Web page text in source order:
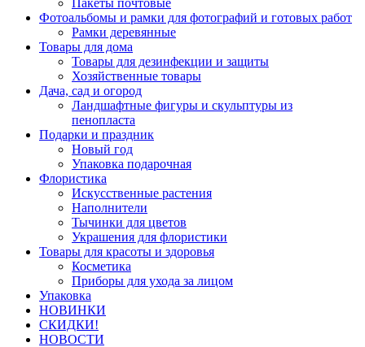
Пакеты почтовые
Фотоальбомы и рамки для фотографий и готовых работ
Рамки деревянные
Товары для дома
Товары для дезинфекции и защиты
Хозяйственные товары
Дача, сад и огород
Ландшафтные фигуры и скульптуры из
пенопласта
Подарки и праздник
Новый год
Упаковка подарочная
Флористика
Искусственные растения
Наполнители
Тычинки для цветов
Украшения для флористики
Товары для красоты и здоровья
Косметика
Приборы для ухода за лицом
Упаковка
НОВИНКИ
СКИДКИ!
НОВОСТИ